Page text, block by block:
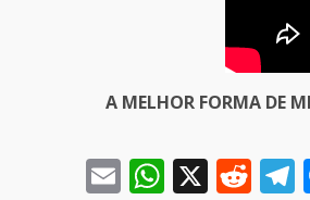
A MELHOR FORMA DE
EmailX